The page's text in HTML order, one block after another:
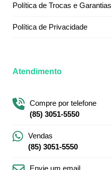
Política de Trocas e Garantias
Política de Privacidade
Atendimento
Compre por telefone
(85) 3051-5550
Vendas
(85) 3051-5550
Envie um email